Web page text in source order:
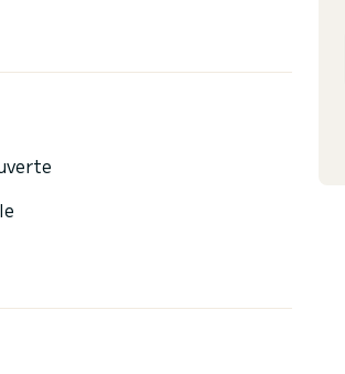
en toute sécurité et
(50€). N'hésitez pas à nous